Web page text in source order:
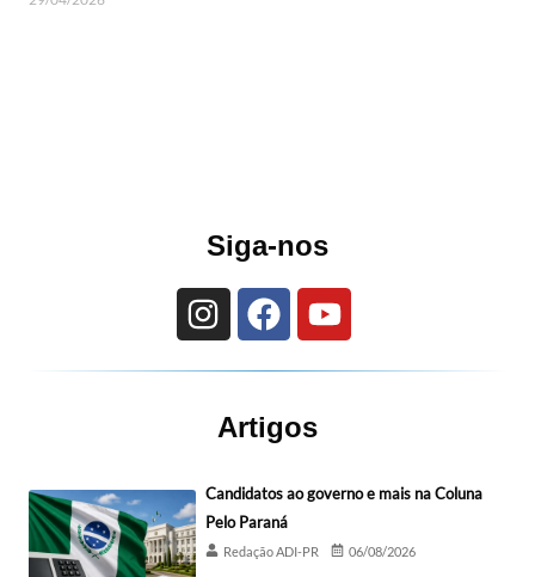
Siga-nos
Artigos
Candidatos ao governo e mais na Coluna
Pelo Paraná
Redação ADI-PR 06/08/2026